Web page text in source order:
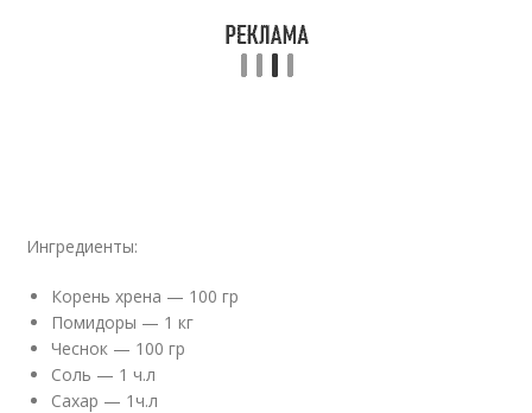
Ингредиенты:
Корень хрена — 100 гр
Помидоры — 1 кг
Чеснок — 100 гр
Соль — 1 ч.л
Сахар — 1ч.л